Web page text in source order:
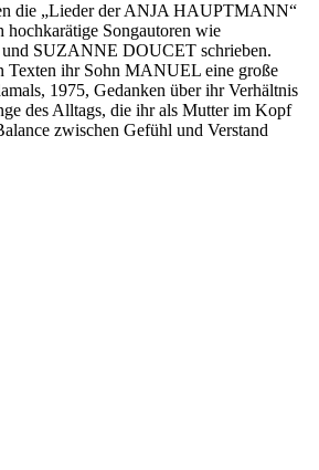
die „Lieder der ANJA HAUPTMANN“
hochkarätige Songautoren wie
SUZANNE DOUCET schrieben.
Texten ihr Sohn MANUEL eine große
1975, Gedanken über ihr Verhältnis
des Alltags, die ihr als Mutter im Kopf
zwischen Gefühl und Verstand